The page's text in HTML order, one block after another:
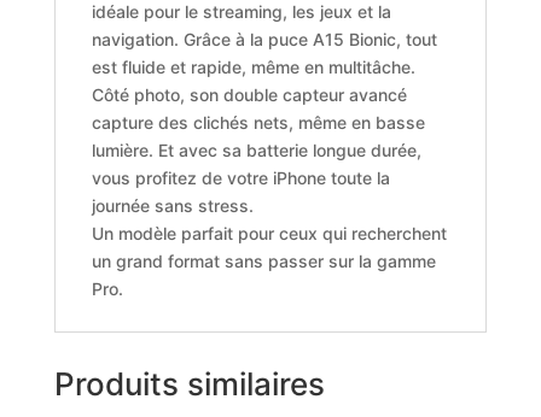
idéale pour le streaming, les jeux et la
navigation. Grâce à la puce A15 Bionic, tout
est fluide et rapide, même en multitâche.
Côté photo, son double capteur avancé
capture des clichés nets, même en basse
lumière. Et avec sa batterie longue durée,
vous profitez de votre iPhone toute la
journée sans stress.
Un modèle parfait pour ceux qui recherchent
un grand format sans passer sur la gamme
Pro.
Produits similaires